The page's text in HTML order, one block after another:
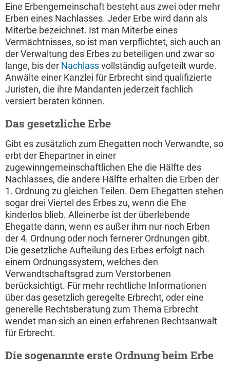
Eine Erbengemeinschaft besteht aus zwei oder mehr
Erben eines Nachlasses. Jeder Erbe wird dann als
Miterbe bezeichnet. Ist man Miterbe eines
Vermächtnisses, so ist man verpflichtet, sich auch an
der Verwaltung des Erbes zu beteiligen und zwar so
lange, bis der Nachlassvollständig aufgeteilt wurde.
Anwälte einer Kanzlei für Erbrecht sind qualifizierte
Juristen, die ihre Mandanten jederzeit fachlich
versiert beraten können.
Das gesetzliche Erbe
Gibt es zusätzlich zum Ehegatten noch Verwandte, so
erbt der Ehepartner in einer
zugewinngemeinschaftlichen Ehe die Hälfte des
Nachlasses, die andere Hälfte erhalten die Erben der
1. Ordnung zu gleichen Teilen. Dem Ehegatten stehen
sogar drei Viertel des Erbes zu, wenn die Ehe
kinderlos blieb. Alleinerbe ist der überlebende
Ehegatte dann, wenn es außer ihm nur noch Erben
der 4. Ordnung oder noch fernerer Ordnungen gibt.
Die gesetzliche Aufteilung des Erbes erfolgt nach
einem Ordnungssystem, welches den
Verwandtschaftsgrad zum Verstorbenen
berücksichtigt. Für mehr rechtliche Informationen
über das gesetzlich geregelte Erbrecht, oder eine
generelle Rechtsberatung zum Thema Erbrecht
wendet man sich an einen erfahrenen Rechtsanwalt
für Erbrecht.
Die sogenannte erste Ordnung beim Erbe